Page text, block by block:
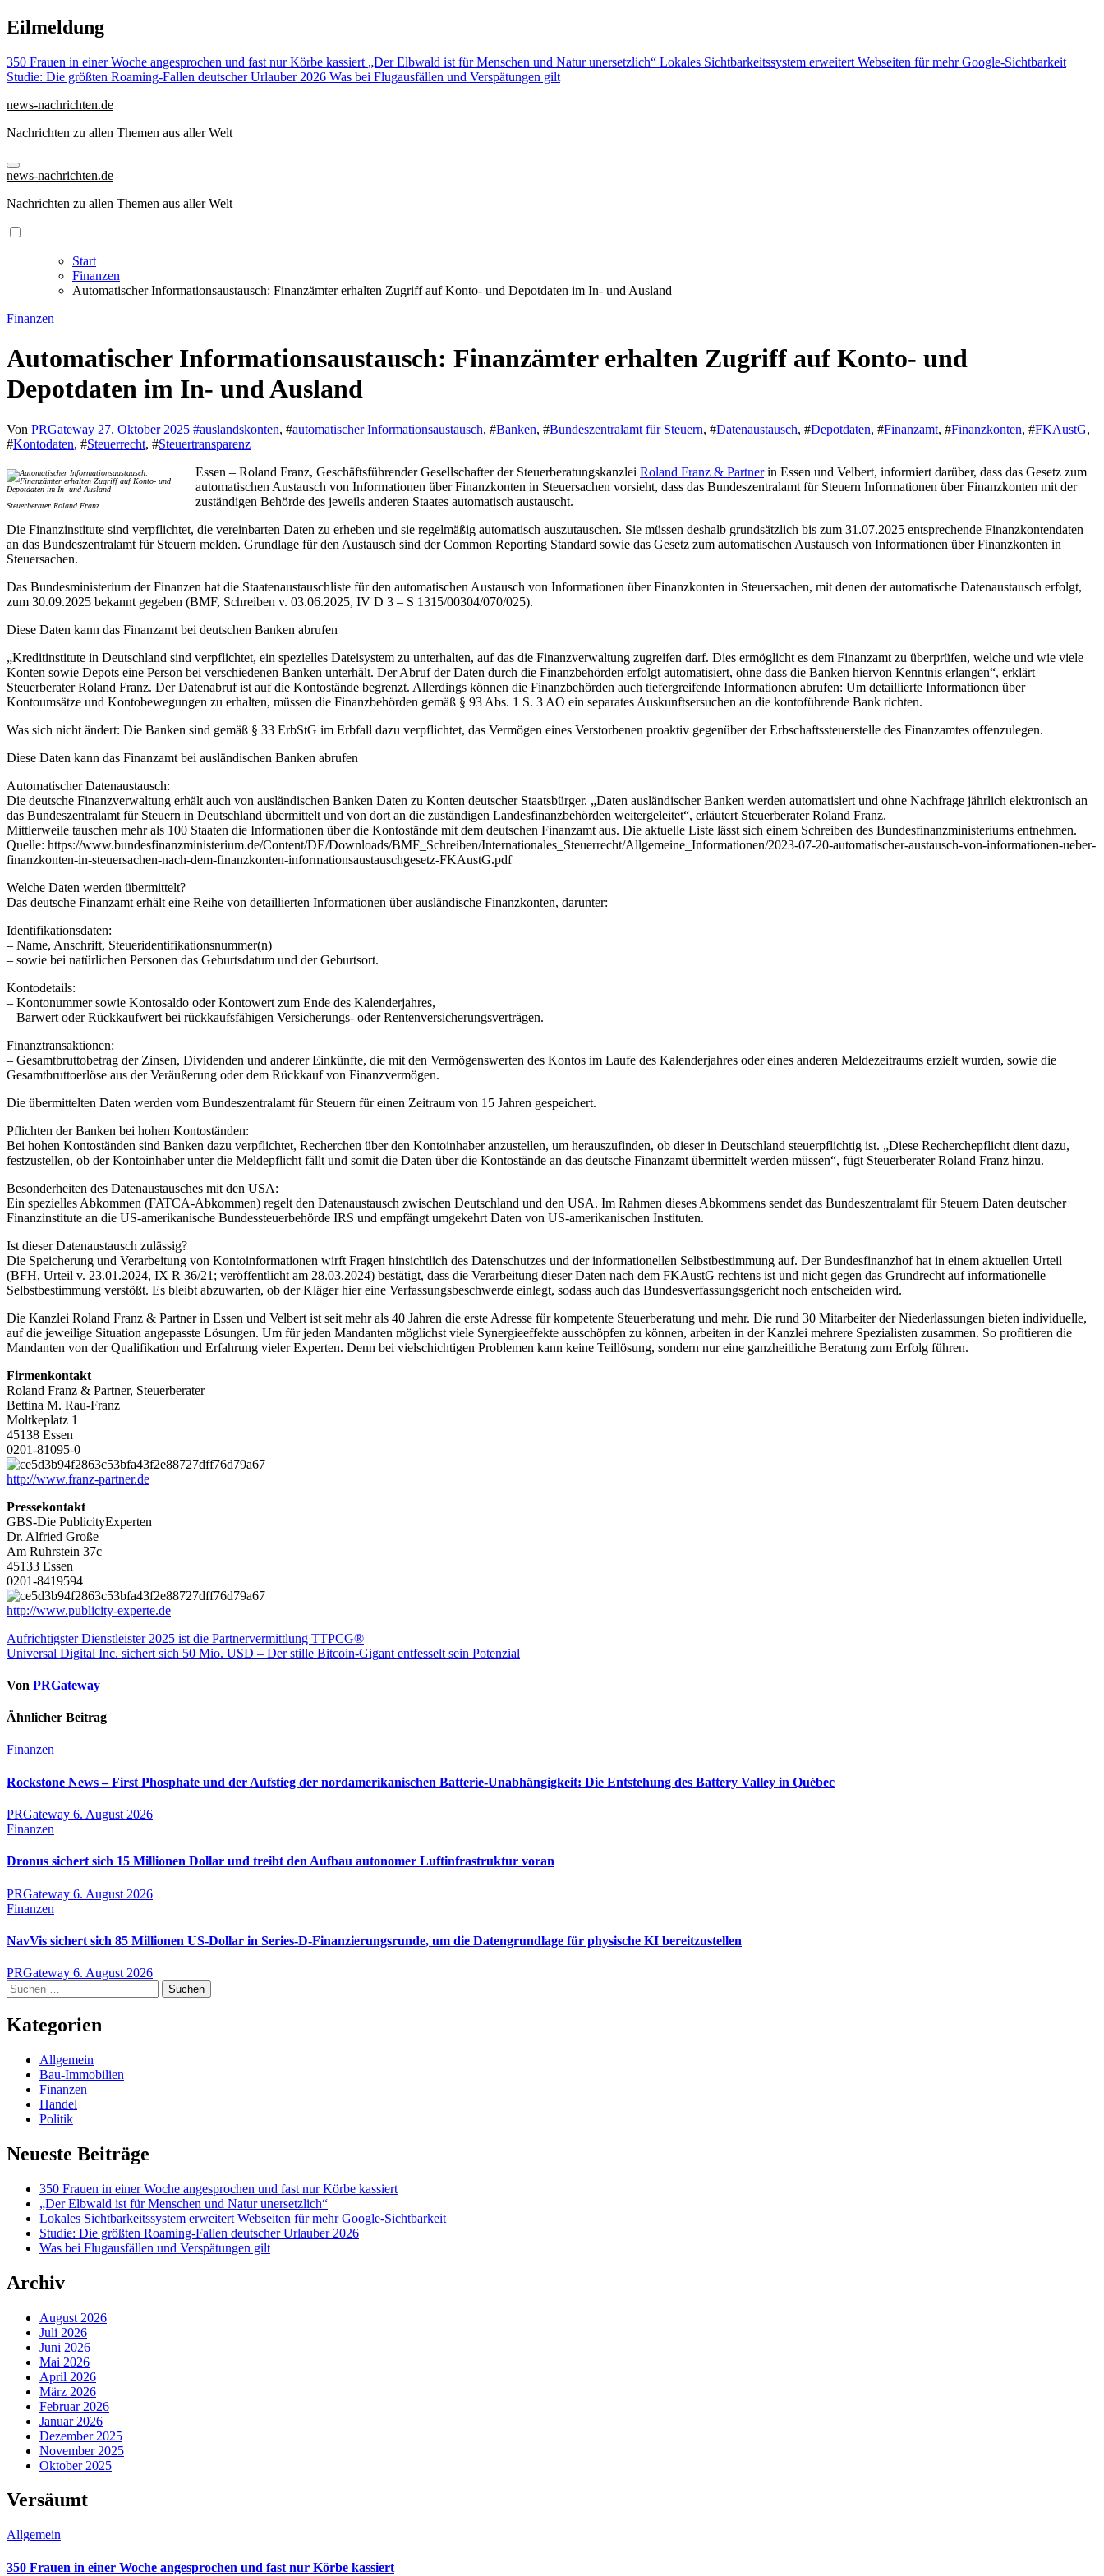
Zu
Inhalten
Eilmeldung
350 Frauen in einer Woche angesprochen und fast nur Körbe kassiert „Der Elbwald ist für Menschen und Natur unersetzlich“ Lokales Sichtbarkeitssystem erweitert Webseiten für mehr Google-Sichtbarkeit
Studie: Die größten Roaming-Fallen deutscher Urlauber 2026 Was bei Flugausfällen und Verspätungen gilt
news-nachrichten.de
Nachrichten zu allen Themen aus aller Welt
news-nachrichten.de
Nachrichten zu allen Themen aus aller Welt
Start
Finanzen
Automatischer Informationsaustausch: Finanzämter erhalten Zugriff auf Konto- und Depotdaten im In- und Ausland
Finanzen
Automatischer Informationsaustausch: Finanzämter erhalten Zugriff auf Konto- und
Depotdaten im In- und Ausland
Von PRGateway 27. Oktober 2025 #auslandskonten, #automatischer Informationsaustausch, #Banken, #Bundeszentralamt für Steuern, #Datenaustausch, #Depotdaten, #Finanzamt, #Finanzkonten, #FKAustG,
#Kontodaten, #Steuerrecht, #Steuertransparenz
Steuerberater Roland Franz
Essen – Roland Franz, Geschäftsführender Gesellschafter der Steuerberatungskanzlei Roland Franz & Partnerin Essen und Velbert, informiert darüber, dass das Gesetz zum
automatischen Austausch von Informationen über Finanzkonten in Steuersachen vorsieht, dass das Bundeszentralamt für Steuern Informationen über Finanzkonten mit der
zuständigen Behörde des jeweils anderen Staates automatisch austauscht.
Die Finanzinstitute sind verpflichtet, die vereinbarten Daten zu erheben und sie regelmäßig automatisch auszutauschen. Sie müssen deshalb grundsätzlich bis zum 31.07.2025 entsprechende Finanzkontendaten
an das Bundeszentralamt für Steuern melden. Grundlage für den Austausch sind der Common Reporting Standard sowie das Gesetz zum automatischen Austausch von Informationen über Finanzkonten in
Steuersachen.
Das Bundesministerium der Finanzen hat die Staatenaustauschliste für den automatischen Austausch von Informationen über Finanzkonten in Steuersachen, mit denen der automatische Datenaustausch erfolgt,
zum 30.09.2025 bekannt gegeben (BMF, Schreiben v. 03.06.2025, IV D 3 – S 1315/00304/070/025).
Diese Daten kann das Finanzamt bei deutschen Banken abrufen
„Kreditinstitute in Deutschland sind verpflichtet, ein spezielles Dateisystem zu unterhalten, auf das die Finanzverwaltung zugreifen darf. Dies ermöglicht es dem Finanzamt zu überprüfen, welche und wie viele
Konten sowie Depots eine Person bei verschiedenen Banken unterhält. Der Abruf der Daten durch die Finanzbehörden erfolgt automatisiert, ohne dass die Banken hiervon Kenntnis erlangen“, erklärt
Steuerberater Roland Franz. Der Datenabruf ist auf die Kontostände begrenzt. Allerdings können die Finanzbehörden auch tiefergreifende Informationen abrufen: Um detaillierte Informationen über
Kontoumsätze und Kontobewegungen zu erhalten, müssen die Finanzbehörden gemäß § 93 Abs. 1 S. 3 AO ein separates Auskunftsersuchen an die kontoführende Bank richten.
Was sich nicht ändert: Die Banken sind gemäß § 33 ErbStG im Erbfall dazu verpflichtet, das Vermögen eines Verstorbenen proaktiv gegenüber der Erbschaftssteuerstelle des Finanzamtes offenzulegen.
Diese Daten kann das Finanzamt bei ausländischen Banken abrufen
Automatischer Datenaustausch:
Die deutsche Finanzverwaltung erhält auch von ausländischen Banken Daten zu Konten deutscher Staatsbürger. „Daten ausländischer Banken werden automatisiert und ohne Nachfrage jährlich elektronisch an
das Bundeszentralamt für Steuern in Deutschland übermittelt und von dort an die zuständigen Landesfinanzbehörden weitergeleitet“, erläutert Steuerberater Roland Franz.
Mittlerweile tauschen mehr als 100 Staaten die Informationen über die Kontostände mit dem deutschen Finanzamt aus. Die aktuelle Liste lässt sich einem Schreiben des Bundesfinanzministeriums entnehmen.
Quelle: https://www.bundesfinanzministerium.de/Content/DE/Downloads/BMF_Schreiben/Internationales_Steuerrecht/Allgemeine_Informationen/2023-07-20-automatischer-austausch-von-informationen-ueber-
finanzkonten-in-steuersachen-nach-dem-finanzkonten-informationsaustauschgesetz-FKAustG.pdf
Welche Daten werden übermittelt?
Das deutsche Finanzamt erhält eine Reihe von detaillierten Informationen über ausländische Finanzkonten, darunter:
Identifikationsdaten:
– Name, Anschrift, Steueridentifikationsnummer(n)
– sowie bei natürlichen Personen das Geburtsdatum und der Geburtsort.
Kontodetails:
– Kontonummer sowie Kontosaldo oder Kontowert zum Ende des Kalenderjahres,
– Barwert oder Rückkaufwert bei rückkaufsfähigen Versicherungs- oder Rentenversicherungsverträgen.
Finanztransaktionen:
– Gesamtbruttobetrag der Zinsen, Dividenden und anderer Einkünfte, die mit den Vermögenswerten des Kontos im Laufe des Kalenderjahres oder eines anderen Meldezeitraums erzielt wurden, sowie die
Gesamtbruttoerlöse aus der Veräußerung oder dem Rückkauf von Finanzvermögen.
Die übermittelten Daten werden vom Bundeszentralamt für Steuern für einen Zeitraum von 15 Jahren gespeichert.
Pflichten der Banken bei hohen Kontoständen:
Bei hohen Kontoständen sind Banken dazu verpflichtet, Recherchen über den Kontoinhaber anzustellen, um herauszufinden, ob dieser in Deutschland steuerpflichtig ist. „Diese Recherchepflicht dient dazu,
festzustellen, ob der Kontoinhaber unter die Meldepflicht fällt und somit die Daten über die Kontostände an das deutsche Finanzamt übermittelt werden müssen“, fügt Steuerberater Roland Franz hinzu.
Besonderheiten des Datenaustausches mit den USA:
Ein spezielles Abkommen (FATCA-Abkommen) regelt den Datenaustausch zwischen Deutschland und den USA. Im Rahmen dieses Abkommens sendet das Bundeszentralamt für Steuern Daten deutscher
Finanzinstitute an die US-amerikanische Bundessteuerbehörde IRS und empfängt umgekehrt Daten von US-amerikanischen Instituten.
Ist dieser Datenaustausch zulässig?
Die Speicherung und Verarbeitung von Kontoinformationen wirft Fragen hinsichtlich des Datenschutzes und der informationellen Selbstbestimmung auf. Der Bundesfinanzhof hat in einem aktuellen Urteil
(BFH, Urteil v. 23.01.2024, IX R 36/21; veröffentlicht am 28.03.2024) bestätigt, dass die Verarbeitung dieser Daten nach dem FKAustG rechtens ist und nicht gegen das Grundrecht auf informationelle
Selbstbestimmung verstößt. Es bleibt abzuwarten, ob der Kläger hier eine Verfassungsbeschwerde einlegt, sodass auch das Bundesverfassungsgericht noch entscheiden wird.
Die Kanzlei Roland Franz & Partner in Essen und Velbert ist seit mehr als 40 Jahren die erste Adresse für kompetente Steuerberatung und mehr. Die rund 30 Mitarbeiter der Niederlassungen bieten individuelle,
auf die jeweilige Situation angepasste Lösungen. Um für jeden Mandanten möglichst viele Synergieeffekte ausschöpfen zu können, arbeiten in der Kanzlei mehrere Spezialisten zusammen. So profitieren die
Mandanten von der Qualifikation und Erfahrung vieler Experten. Denn bei vielschichtigen Problemen kann keine Teillösung, sondern nur eine ganzheitliche Beratung zum Erfolg führen.
Firmenkontakt
Roland Franz & Partner, Steuerberater
Bettina M. Rau-Franz
Moltkeplatz 1
45138 Essen
0201-81095-0
http://www.franz-partner.de
Pressekontakt
GBS-Die PublicityExperten
Dr. Alfried Große
Am Ruhrstein 37c
45133 Essen
0201-8419594
http://www.publicity-experte.de
Beitragsnavigation
Aufrichtigster Dienstleister 2025 ist die Partnervermittlung TTPCG®
Universal Digital Inc. sichert sich 50 Mio. USD – Der stille Bitcoin-Gigant entfesselt sein Potenzial
Von PRGateway
Ähnlicher Beitrag
Finanzen
Rockstone News – First Phosphate und der Aufstieg der nordamerikanischen Batterie-Unabhängigkeit: Die Entstehung des Battery Valley in Québec
PRGateway 6. August 2026
Finanzen
Dronus sichert sich 15 Millionen Dollar und treibt den Aufbau autonomer Luftinfrastruktur voran
PRGateway 6. August 2026
Finanzen
NavVis sichert sich 85 Millionen US-Dollar in Series-D-Finanzierungsrunde, um die Datengrundlage für physische KI bereitzustellen
PRGateway 6. August 2026
Suchen
nach:
Kategorien
Allgemein
Bau-Immobilien
Finanzen
Handel
Politik
Neueste Beiträge
350 Frauen in einer Woche angesprochen und fast nur Körbe kassiert
„Der Elbwald ist für Menschen und Natur unersetzlich“
Lokales Sichtbarkeitssystem erweitert Webseiten für mehr Google-Sichtbarkeit
Studie: Die größten Roaming-Fallen deutscher Urlauber 2026
Was bei Flugausfällen und Verspätungen gilt
Archiv
August 2026
Juli 2026
Juni 2026
Mai 2026
April 2026
März 2026
Februar 2026
Januar 2026
Dezember 2025
November 2025
Oktober 2025
Versäumt
Allgemein
350 Frauen in einer Woche angesprochen und fast nur Körbe kassiert